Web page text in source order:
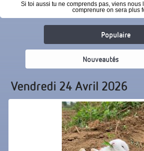
Si toi aussi tu ne comprends pas, viens nous
comprenure on sera plus
Populaire
Nouveautés
Vendredi 24 Avril 2026